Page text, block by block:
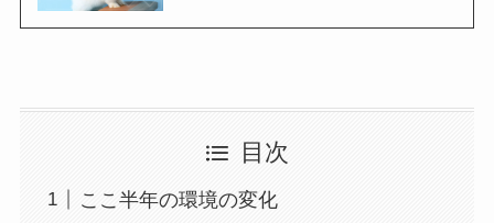
目次
ここ半年の環境の変化